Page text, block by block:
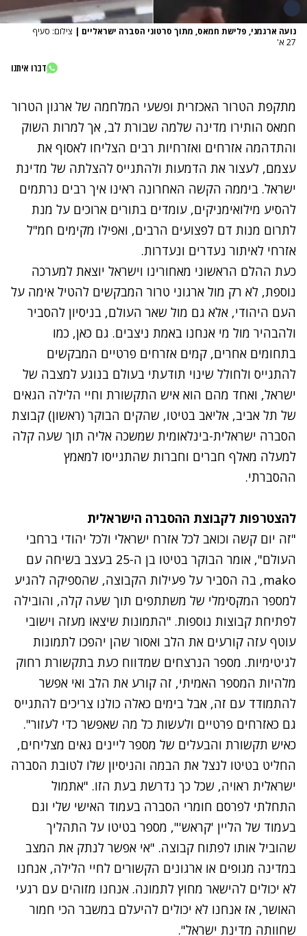
נועה ארגמני, פלישת חמאס, מתוך סרטוני הסברה ישראליים
צילום: סעיף
27 א'
דברו איתנו
מתקפת הטרור האכזרית ופשעי המלחמה של ארגון הטרור
חמאס הותירו מדינה שלמה שבורת לב, אך למרות השוק
והתדהמה אזרחים ואזרחיות רבים הצליחו לאסוף את
עצמם, לעצור את הדמעות ולהתגייס להצלתה של מדינת
ישראל. ביממה הקשה האחרונה ראינו איך רבים נרתמים
להסיע מילואימניקים, עומדים בתורים ארוכים על מנת
לתרום מנות דם לפצועים הרבים, ואפילו מקימים חמ"ל
אזרחי לאיתור נעדרים ונעדרות.
כעת ההלם הראשוני מאחורינו וישראל יוצאת למערכה
נוספת, לא רק מול ארגוני טרור המבקשים להטיל אימה על
העם היהודי, אלא גם מול שאר העולם, בניסיון להסביר
ולהבהיר מול מי אנחנו באמת ניצבים. גם כאן, כמו
בתחומים אחרים, קמים אזרחים פרטיים המבקשים
להתגייס ולחולל שינוי תודעתי בעולם בנוגע למצבה של
ישראל, ואחד מהם הוא איש התקשורת וחיי הלילה הגאים
של תל אביב, אליאב בטיטו, שהקים הבוקר (ראשון) קבוצת
הסברה ישראלית-בינלאומית שמשכה אליה תוך שעה קלה
למעלה מאלף חברים וחברות שהתגייסו למאמץ
ההסברתי.
להצטרפות לקבוצת ההסברה הישראלית
"זה יום קשה וכואב לכל אזרח ישראלי ולכל יהודי ברחבי
העולם", אומר הבוקר בטיטו בן ה-25 בעצב בשיחה עם
mako, בה הסביר על פעילות
הקבוצה, שהספיקה להגיע
למספר המקסימלי של משתתפים תוך שעה קלה, והובילה
לפתיחת קבוצות נוספות. "התמונות שיצאו מעזה וישובי
עוטף עזה קורעים את הלב ואסור שהן יהפכו לתמונות
לגיטימיות. מספר הנרצחים שמדווח כעת בתקשורת רחוק
מלהיות המספר האמיתי, זה קורע את הלב ואי אפשר
להתמודד עם זה, אבל בימים כאלה כולנו צריכים להתגייס
גם כאזרחים פרטיים ולעשות כל מה שאפשר כדי לעזור".
כאיש תקשורת והבעלים של מספר ליינים גאים מצליחים,
החליט בטיטו לנצל את הבמה והניסיון שלו לטובת הסברה
ישראלית ראויה, שכל כך נדרשת בעת הזו. "אתמול
התחלתי לפרסם חומרי הסברה בעמוד האישי שלי וגם
בעמוד של הליין 'קראש'", מספר בטיטו על התהליך
שהוביל אותו לפתוח קבוצה. "אי אפשר לנתק את המצב
במדינה מגופים או ארגונים הקשורים לחיי הלילה, אנחנו
לא יכולים להישאר מחוץ לתמונה. אנחנו מזוהים עם רגעי
האושר, אז אנחנו לא יכולים להיעלם במשבר הכי חמור
שחוותה מדינת ישראל".